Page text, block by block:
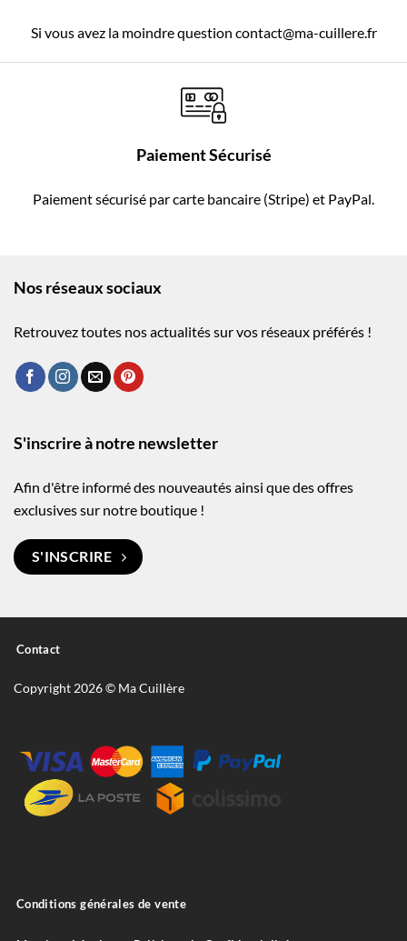
Si vous avez la moindre question contact@ma-cuillere.fr
Paiement Sécurisé
Paiement sécurisé par carte bancaire (Stripe) et PayPal.
Nos réseaux sociaux
Retrouvez toutes nos actualités sur vos réseaux préférés !
S'inscrire à notre newsletter
Afin d'être informé des nouveautés ainsi que des offres
exclusives sur notre boutique !
S'INSCRIRE
Contact
Copyright 2026 © Ma Cuillère
Conditions générales de vente